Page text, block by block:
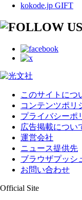
kokode.jp GIFT
このサイトにつ
コンテンツポリ
プライバシーポ
広告掲載につい
運営会社
ニュース提供先
ブラウザプッシ
お問い合わせ
Official Site